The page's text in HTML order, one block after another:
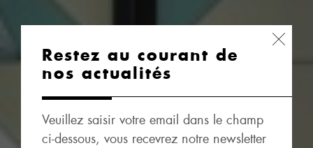
Restez au courant de
nos actualités
Veuillez saisir votre email dans le champ
ci-dessous, vous recevrez notre newsletter